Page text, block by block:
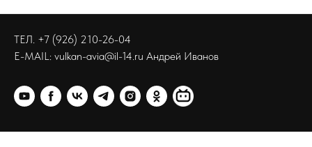
ТЕЛ. +7 (926) 210-26-04
E-MAIL: vulkan-avia@il-14.ru Андрей Иванов